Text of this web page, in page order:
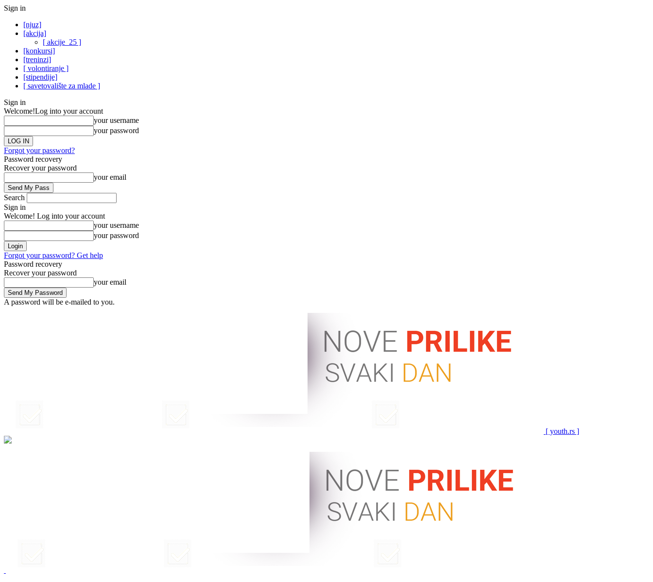
Sign in
[njuz]
[akcija]
[ akcije_25 ]
[konkursi]
[treninzi]
[ volontiranje ]
[stipendije]
[ savetovalište za mlade ]
Sign in
Welcome!Log into your account
your username
your password
Forgot your password?
Password recovery
Recover your password
your email
Search
Sign in
Welcome! Log into your account
your username
your password
Forgot your password? Get help
Password recovery
Recover your password
your email
A password will be e-mailed to you.
[ youth.rs ]